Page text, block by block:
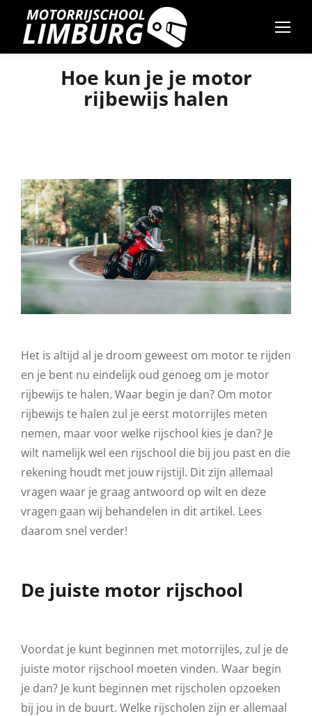
Hoe kun je je motor
rijbewijs halen
Het is altijd al je droom geweest om motor te rijden
en je bent nu eindelijk oud genoeg om je motor
rijbewijs te halen. Waar begin je dan? Om motor
rijbewijs te halen zul je eerst motorrijles meten
nemen, maar voor welke rijschool kies je dan? Je
wilt namelijk wel een rijschool die bij jou past en die
rekening houdt met jouw rijstijl. Dit zijn allemaal
vragen waar je graag antwoord op wilt en deze
vragen gaan wij behandelen in dit artikel. Lees
daarom snel verder!
De juiste motor rijschool
Voordat je kunt beginnen met motorrijles, zul je de
juiste motor rijschool moeten vinden. Waar begin
je dan? Je kunt beginnen met rijscholen opzoeken
bij jou in de buurt. Welke rijscholen zijn er allemaal